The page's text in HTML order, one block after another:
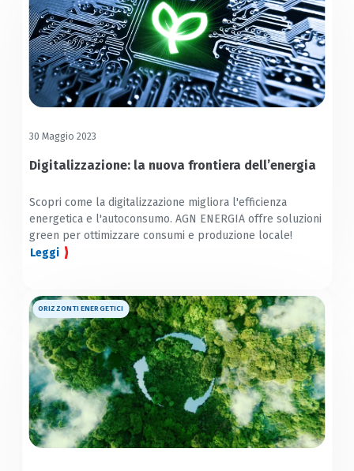
30 Maggio 2023
Digitalizzazione: la nuova frontiera dell’energia
Scopri come la digitalizzazione migliora l'efficienza
energetica e l'autoconsumo. AGN ENERGIA offre soluzioni
green per ottimizzare consumi e produzione locale!
Leggi
ORIZZONTI ENERGETICI